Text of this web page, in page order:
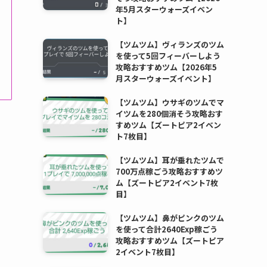
年5月スターウォーズイベン
ト】
【ツムツム】ヴィランズのツム
を使って5回フィーバーしよう
攻略おすすめツム【2026年5
月スターウォーズイベント】
【ツムツム】ウサギのツムでマ
イツムを280個消そう攻略おす
すめツム【ズートピア2イベン
ト7枚目】
【ツムツム】耳が垂れたツムで
700万点稼ごう攻略おすすめツ
ム【ズートピア2イベント7枚
目】
【ツムツム】鼻がピンクのツム
を使って合計2640Exp稼ごう
攻略おすすめツム【ズートピア
2イベント7枚目】